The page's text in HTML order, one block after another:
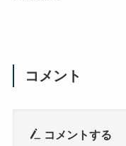
コメント
コメントする